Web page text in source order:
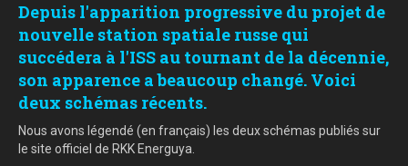
Depuis l'apparition progressive du projet de
nouvelle station spatiale russe qui
succédera à l'ISS au tournant de la décennie,
son apparence a beaucoup changé. Voici
deux schémas récents.
Nous avons légendé (en français) les deux schémas publiés sur
le site officiel de RKK Energuya.